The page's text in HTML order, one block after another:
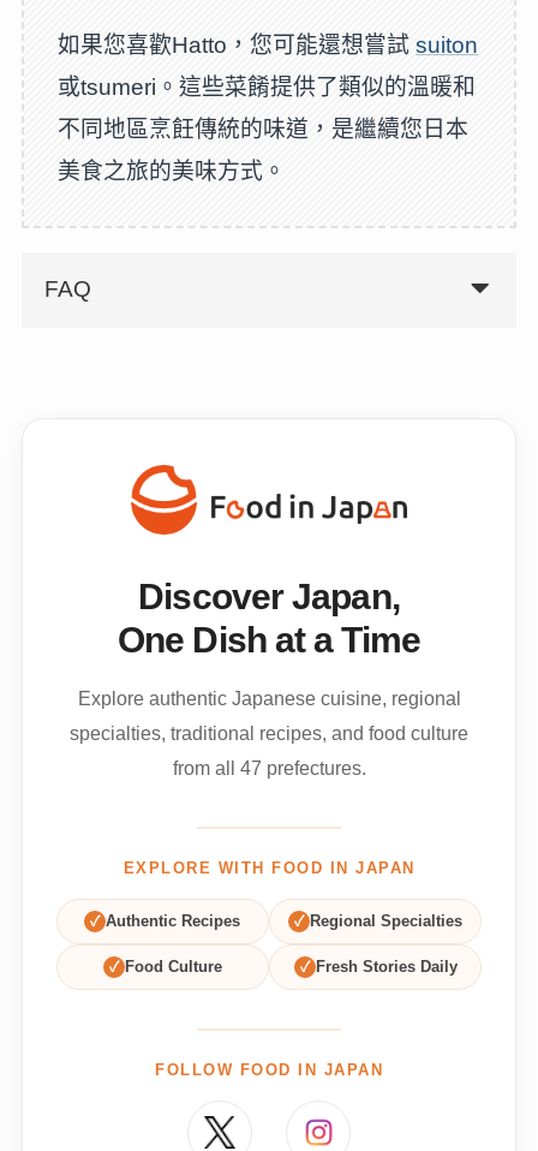
如果您喜歡Hatto，您可能還想嘗試suiton
或tsumeri。這些菜餚提供了類似的溫暖和
不同地區烹飪傳統的味道，是繼續您日本
美食之旅的美味方式。
FAQ
Discover Japan,
One Dish at a Time
Explore authentic Japanese cuisine, regional
specialties, traditional recipes, and food culture
from all 47 prefectures.
EXPLORE WITH FOOD IN JAPAN
✓ Authentic Recipes ✓ Regional Specialties
✓ Food Culture ✓ Fresh Stories Daily
FOLLOW FOOD IN JAPAN